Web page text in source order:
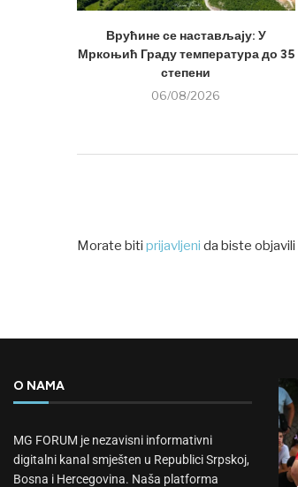
Врућине се настављају: У
Мркоњић Граду температура до 35
степени
06/08/2026
Morate biti prijavljeni da biste
O NAMA
MG FORUM je nezavisni informativni
digitalni kanal smješten u Republici Srpskoj,
Bosna i Hercegovina. Naša platforma